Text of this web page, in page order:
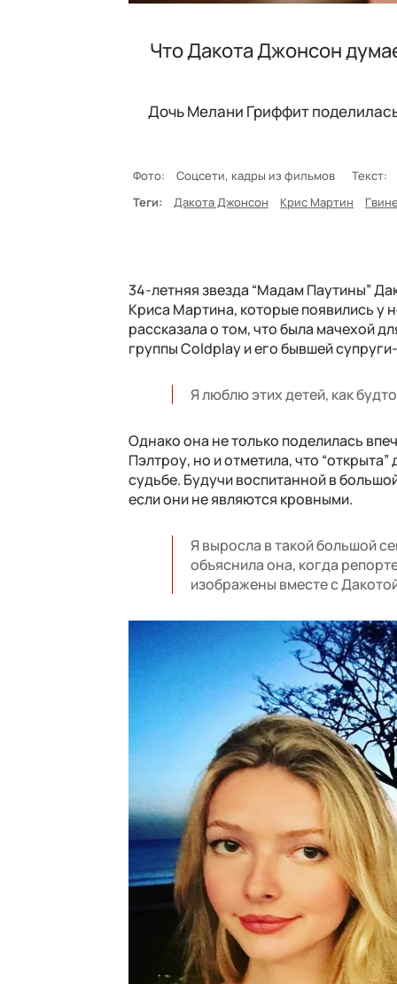
Что Дакота Джонсон
Дочь Мелани Гриффит
Фото: Соцсети, кадры из фильмов
Текст:
Теги:
Дакота Джонсон Крис Мартин
34-летняя звезда “Мадам Паутины”
Криса Мартина, которые появились у
рассказала о том, что была мачехой
группы Coldplay и его бывшей
Я люблю этих детей, как
Однако она не только поделилась
Пэлтроу, но и отметила, что
судьбе. Будучи воспитанной в
если они не являются кровными.
Я выросла в такой большой
объяснила она, когда
изображены вместе с